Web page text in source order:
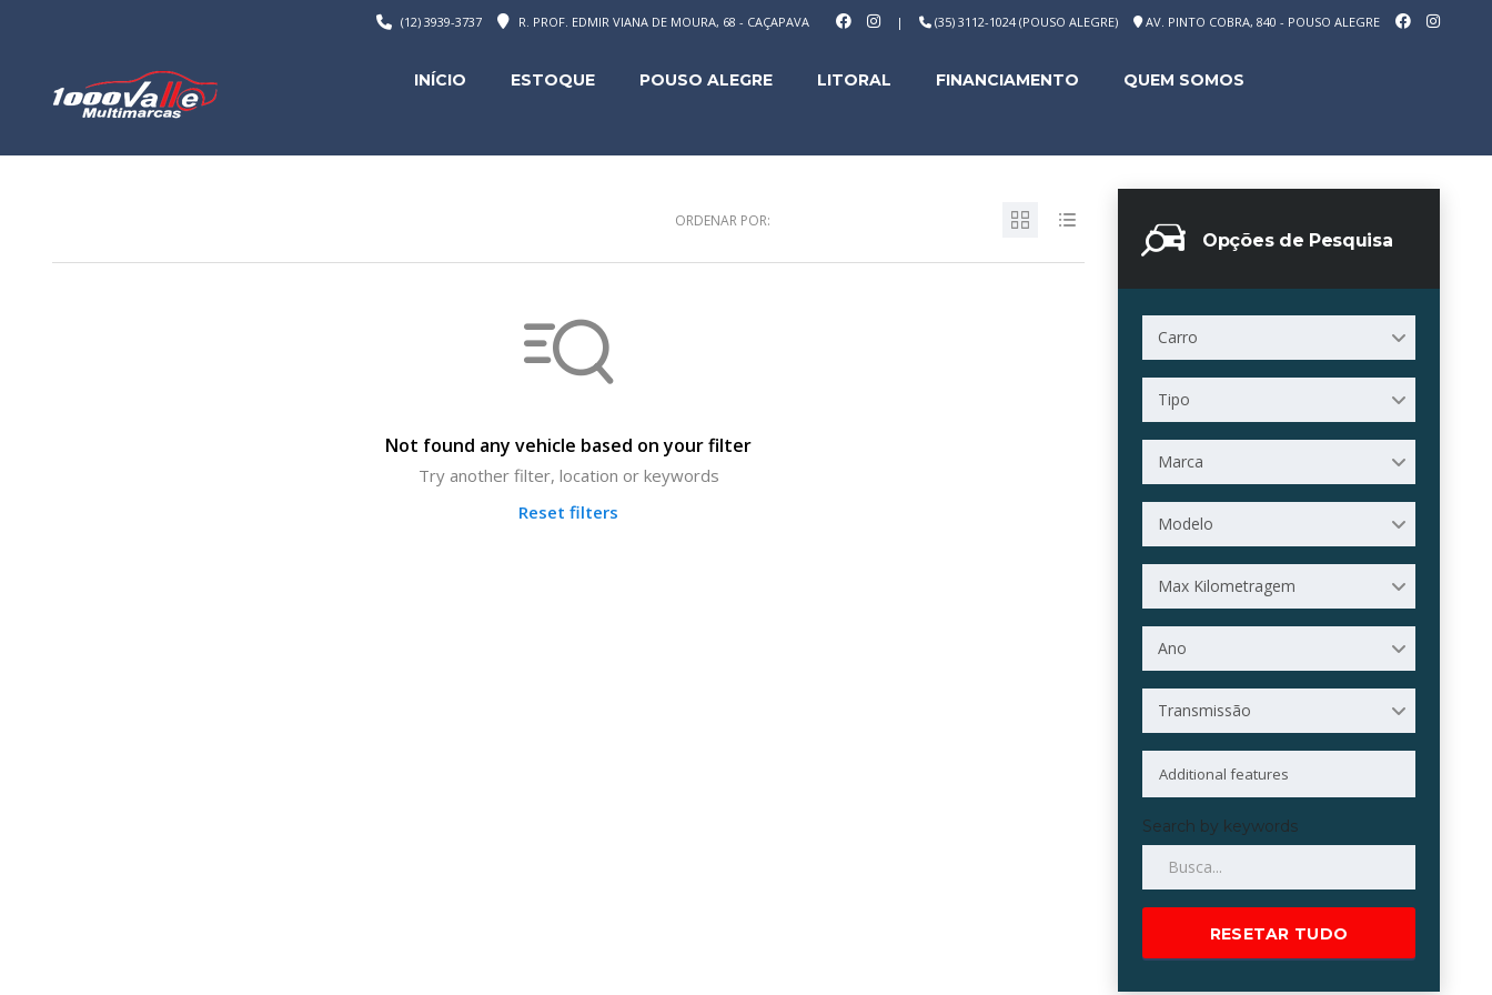
| (35) 3112-1024 (POUSO ALEGRE) AV. PINTO COBRA, 840 - POUSO ALEGRE
R. PROF. EDMIR VIANA DE MOURA, 68 - CAÇAPAVA
(12) 3939-3737
INÍCIO ESTOQUE POUSO ALEGRE LITORAL FINANCIAMENTO QUEM SOMOS
Opções de Pesquisa
Carro
Tipo
Marca
Modelo
Max Kilometragem
Ano
Transmissão
Search by keywords
RESETAR TUDO
ORDENAR POR:
Not found any vehicle based on your filter
Try another filter, location or keywords
Reset filters